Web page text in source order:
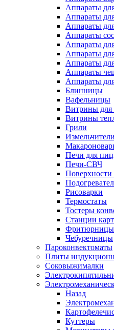
Аппараты
Аппараты
Аппараты
Аппараты
Аппараты
Аппараты
Аппараты
Аппараты
Аппараты
Блинницы
Вафельницы
Витрины
Витрины
Грили
Печи для
Печи-СВЧ
Рисоварки
Термостаты
Тостеры
Станции
Фритюрницы
Чебуречницы
Пароконвектоматы
Плиты
Соковыжималки
Назад
Куттеры